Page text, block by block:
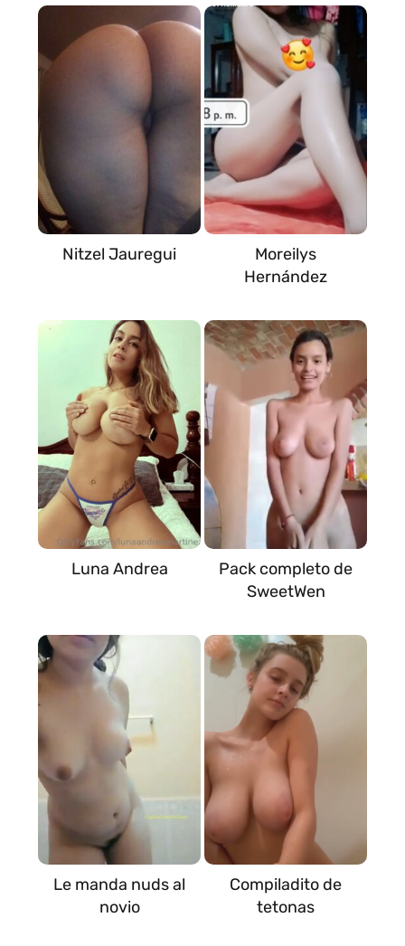
Nitzel Jauregui
Moreilys
Hernández
Luna Andrea
Pack completo de
SweetWen
Le manda nuds al
novio
Compiladito de
tetonas